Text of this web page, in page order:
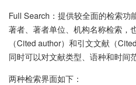
Full Search：提供较全面的检索功
著者、著者单位、机构名称检索，
（Cited author）和引文文献（
同时可以对文献类型、语种和时间
两种检索界面如下：